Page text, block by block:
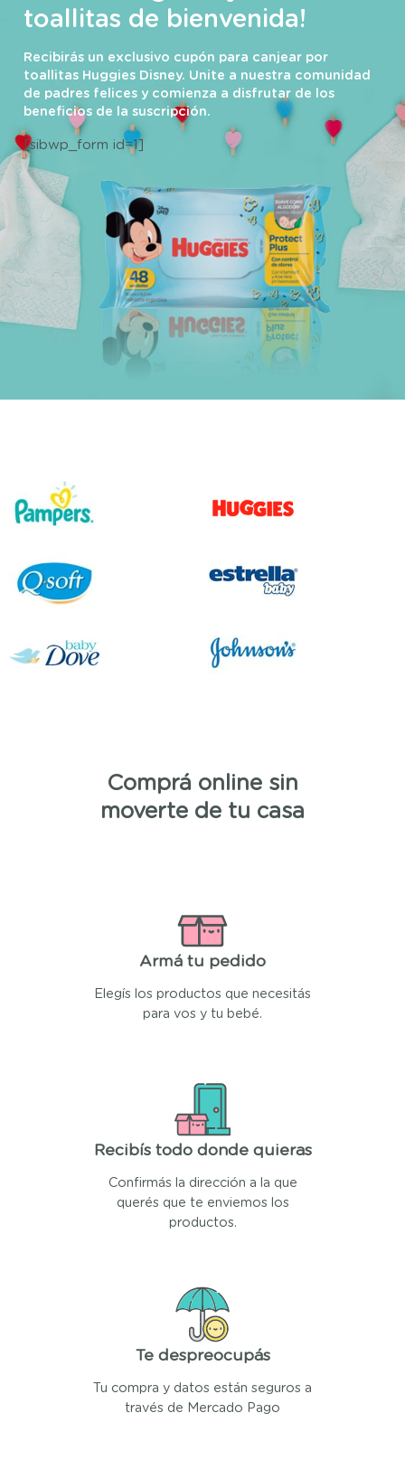
toallitas de bienvenida!
Recibirás un exclusivo cupón para canjear por
toallitas Huggies Disney. Unite a nuestra comunidad
de padres felices y comienza a disfrutar de los
beneficios de la suscripción.
[sibwp_form id=1]
Comprá online sin
moverte de tu casa
Armá tu pedido
Elegís los productos que necesitás
para vos y tu bebé.
Recibís todo donde quieras
Confirmás la dirección a la que
querés que te enviemos los
productos.
Te despreocupás
Tu compra y datos están seguros a
través de Mercado Pago